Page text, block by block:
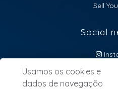
Sell
Social
Usamos os cookies e
dados de navegação